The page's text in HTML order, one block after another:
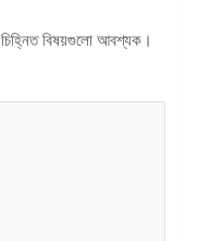
চিহ্নিত বিষয়গুলো আবশ্যক।